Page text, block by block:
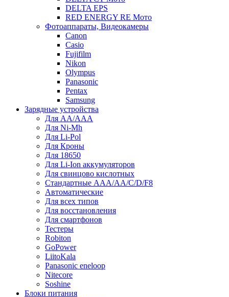
DELTA EPS
RED ENERGY RE Мото
Фотоаппараты, Видеокамеры
Canon
Casio
Fujifilm
Nikon
Olympus
Panasonic
Pentax
Samsung
Зарядные устройства
Для AA/AAA
Для Ni-Mh
Для Li-Pol
Для Кроны
Для 18650
Для Li-Ion аккумуляторов
Для свинцово кислотных
Стандартные ААА/АА/С/D/F8
Автоматические
Для всех типов
Для восстановления
Для смартфонов
Тестеры
Robiton
GoPower
LiitoKala
Panasonic eneloop
Nitecore
Soshine
Блоки питания